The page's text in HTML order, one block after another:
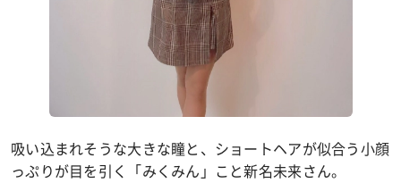
吸い込まれそうな大きな瞳と、ショートヘアが似合う小顔
っぷりが目を引く「みくみん」こと新名未来さん。